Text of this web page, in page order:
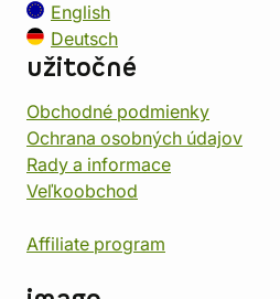
English
Deutsch
užitočné
Obchodné podmienky
Ochrana osobných údajov
Rady a informace
Veľkoobchod
Affiliate program